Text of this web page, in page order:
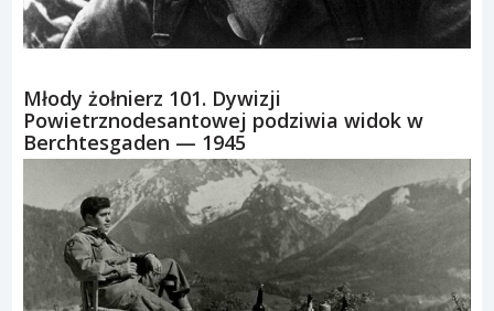
Młody żołnierz 101. Dywizji
Powietrznodesantowej podziwia widok w
Berchtesgaden — 1945